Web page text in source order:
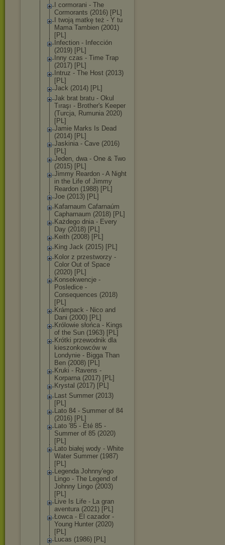
I cormorani - The
Cormorants (2016) [PL]
I twoją matkę też - Y tu
Mama Tambien (2001)
[PL]
Infection - Infección
(2019) [PL]
Inny czas - Time Trap
(2017) [PL]
Intruz - The Host (2013)
[PL]
Jack (2014) [PL]
Jak brat bratu - Okul
Tıraşı - Brother's Keeper
(Turcja, Rumunia 2020)
[PL]
Jamie Marks Is Dead
(2014) [PL]
Jaskinia - Cave (2016)
[PL]
Jeden, dwa - One & Two
(2015) [PL]
Jimmy Reardon - A Night
in the Life of Jimmy
Reardon (1988) [PL]
Joe (2013) [PL]
Kafarnaum Cafarnaúm
Capharnaum (2018) [PL]
Każdego dnia - Every
Day (2018) [PL]
Keith (2008) [PL]
King Jack (2015) [PL]
Kolor z przestworzy -
Color Out of Space
(2020) [PL]
Konsekwencje -
Posledice -
Consequences (2018)
[PL]
Krámpack - Nico and
Dani (2000) [PL]
Królowie słońca - Kings
of the Sun (1963) [PL]
Krótki przewodnik dla
kieszonkowców w
Londynie - Bigga Than
Ben (2008) [PL]
Kruki - Ravens -
Korparna (2017) [PL]
Krystal (2017) [PL]
Last Summer (2013)
[PL]
Lato 84 - Summer of 84
(2016) [PL]
Lato '85 - Été 85 -
Summer of 85 (2020)
[PL]
Lato białej wody - White
Water Summer (1987)
[PL]
Legenda Johnny'ego
Lingo - The Legend of
Johnny Lingo (2003)
[PL]
Live Is Life - La gran
aventura (2021) [PL]
Łowca - El cazador -
Young Hunter (2020)
[PL]
Lucas (1986) [PL]